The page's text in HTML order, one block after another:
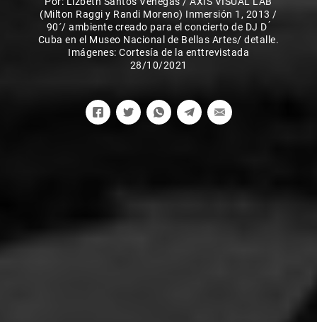
(Milton Raggi y Randi Moreno) Inmersión 1, 2013 /
90´/ ambiente creado para el concierto de DJ D ́
Cuba en el Museo Nacional de Bellas Artes/ detalle.
Imágenes: Cortesía de la enttrevistada
28/10/2021